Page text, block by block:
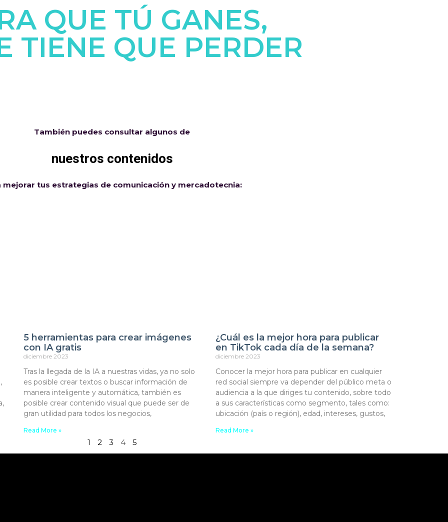
QUE TÚ GANES,
TIENE QUE PERDER
También puedes consultar algunos de
nuestros contenidos
mejorar tus estrategias de comunicación y mercadotecnia:
5 herramientas para crear imágenes
con IA gratis
diciembre 2023
Tras la llegada de la IA a nuestras vidas, ya no solo
es posible crear textos o buscar información de
manera inteligente y automática, también es
posible crear contenido visual que puede ser de
gran utilidad para todos los negocios,
Read More »
¿Cuál es la mejor hora para publicar
en TikTok cada día de la semana?
diciembre 2023
Conocer la mejor hora para publicar en cualquier
red social siempre va depender del público meta o
audiencia a la que diriges tu contenido, sobre todo
a sus características como segmento, tales como:
ubicación (país o región), edad, intereses, gustos,
Read More »
1 2 3 4 5